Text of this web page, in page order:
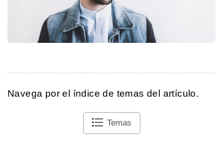
Navega por el índice de temas del artículo.
Temas